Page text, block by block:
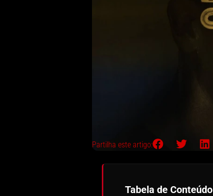
Partilha este artigo:
Tabela de Conteúdo